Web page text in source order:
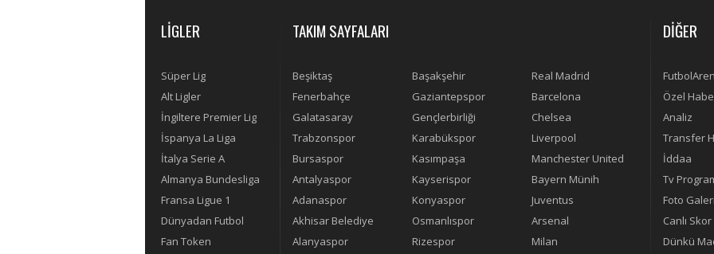
LİGLER
Süper Lig
Alt Ligler
İngiltere Premier Lig
İspanya La Liga
İtalya Serie A
Almanya Bundesliga
Fransa Ligue 1
Dünyadan Futbol
Fan Token
TAKIM SAYFALARI
Beşiktaş Başakşehir
Real Madrid
Fenerbahçe
Gaziantepspor
Barcelona
Galatasaray
Gençlerbirliği
Chelsea
Trabzonspor
Karabükspor
Liverpool
Bursaspor
Kasımpaşa
Manchester United
Antalyaspor
Kayserispor
Bayern Münih
Adanaspor
Konyaspor
Juventus
Akhisar Belediye
Osmanlıspor
Arsenal
Alanyaspor
Rizespor Milan
DİĞER
Özel
Analiz
Transfer
İddaa
Tv
Foto Galeri
Canlı Skor
Dünkü